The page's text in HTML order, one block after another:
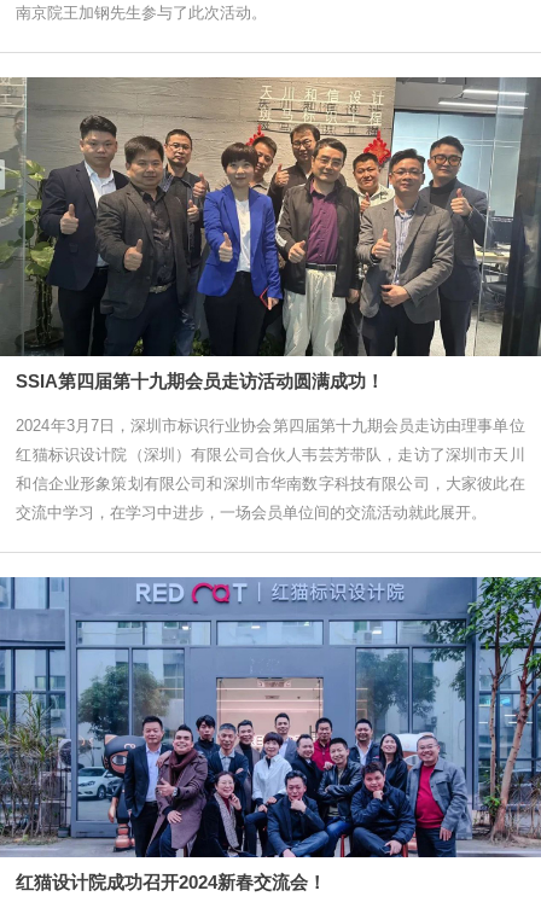
南京院王加钢先生参与了此次活动。
SSIA第四届第十九期会员走访活动圆满成功！
2024年3月7日，深圳市标识行业协会第四届第十九期会员走访由理事单位
红猫标识设计院（深圳）有限公司合伙人韦芸芳带队，走访了深圳市天川
和信企业形象策划有限公司和深圳市华南数字科技有限公司，大家彼此在
交流中学习，在学习中进步，一场会员单位间的交流活动就此展开。
红猫设计院成功召开2024新春交流会！